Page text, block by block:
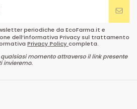
periodiche da EcoFarma.it e
dell’informativa Privacy sul trattamento
Privacy Policycompleta.
qualsiasi momento attraverso il link presente
invieremo.